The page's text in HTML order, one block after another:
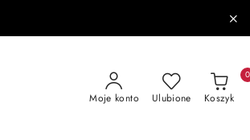
Moje konto Ulubione Koszyk
0